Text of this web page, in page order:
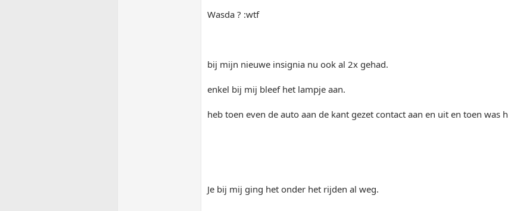
Wasda ? :wtf
bij mijn nieuwe insignia nu ook al 2x gehad.
enkel bij mij bleef het lampje aan.
heb toen even de auto aan de kant gezet contact aan en uit en toen was
Je bij mij ging het onder het rijden al weg.